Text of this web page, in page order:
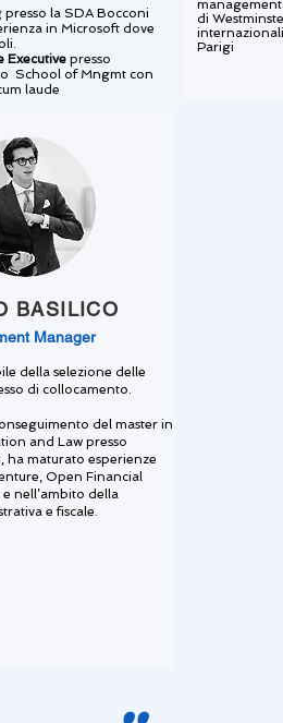
la SDA Bocconi
in Microsoft dove
Executivepresso
School of Mngmt con
laude
management
di
internazionali
Parigi
BASILICO
Manager
della selezione delle
di collocamento.
del master in
and Law presso
ha maturato esperienze
Open Financial
nell’ambito della
e fiscale.